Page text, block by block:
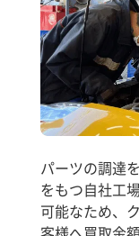
パーツの調達
をもつ自社工
可能なため、